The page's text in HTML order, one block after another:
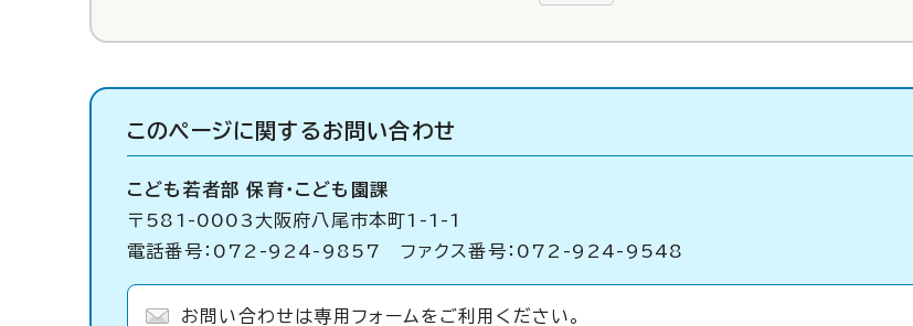
このページに関するお問い合わせ
こども若者部 保育・こども園課
〒581-0003大阪府八尾市本町1-1-1
電話番号：072-924-9857 ファクス番号：072-924-9548
お問い合わせは専用フォームをご利用ください。